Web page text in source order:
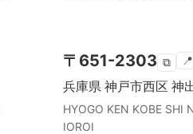
〒 651-2303 ⧉ 📍
兵庫県 神戸市西区 神
HYOGO KEN KOBE SHI
IOROI